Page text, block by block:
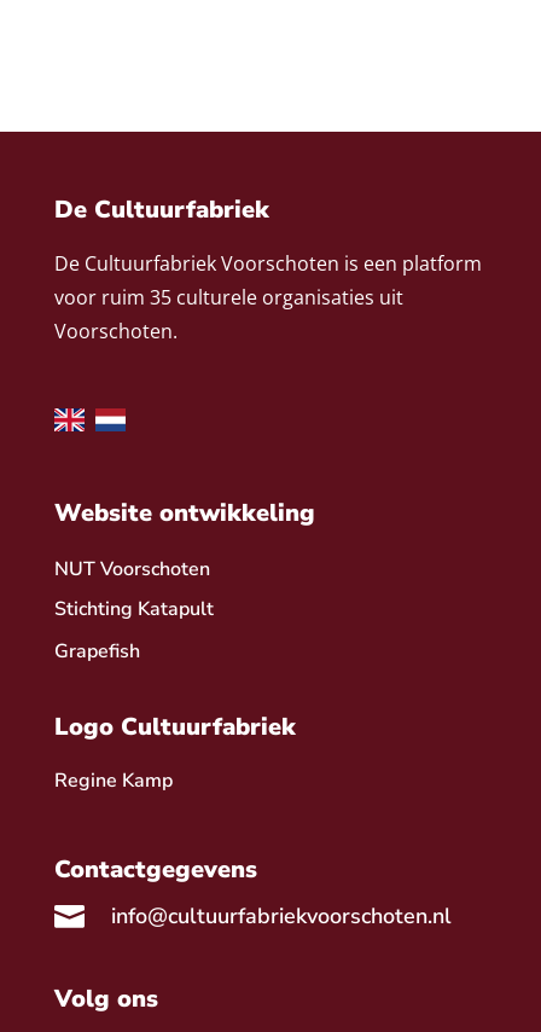
De Cultuurfabriek
De Cultuurfabriek Voorschoten is een platform
voor ruim 35 culturele organisaties uit
Voorschoten.
Website ontwikkeling
NUT Voorschoten
Stichting Katapult
Grapefish
Logo Cultuurfabriek
Regine Kamp
Contactgegevens
 info@cultuurfabriekvoorschoten.nl
Volg ons